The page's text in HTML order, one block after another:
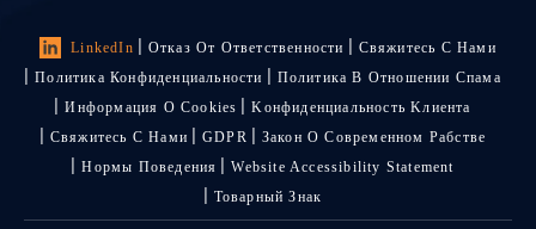
LinkedIn Отказ От Ответственности
Свяжитесь С Нами
Политика Конфиденциальности
Политика В Отношении Спама
Информация О Cookies
Kонфиденциальность Kлиента
Свяжитесь С Нами
GDPR
Закон О Современном Рабстве
Нормы Поведения
Website Accessibility Statement
Товарный Знак